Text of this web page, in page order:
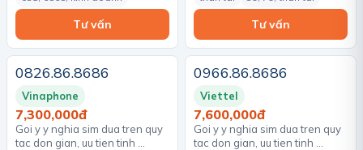
Tư vấn Tư vấn
0826.86.8686
Vinaphone
7,300,000đ
Goi y y nghia sim dua tren quy
tac don gian, uu tien tinh …
0966.86.8686
Viettel
7,600,000đ
Goi y y nghia sim dua tren quy
tac don gian, uu tien tinh …